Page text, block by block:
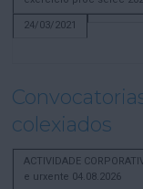
24/03/2021
colexiados
ACTIVIDADE
e urxente 04.08.2026